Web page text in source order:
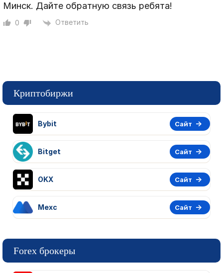
Минск. Дайте обратную связь ребята!
0 Ответить
Криптобиржи
Bybit Сайт
Bitget Сайт
OKX Сайт
Mexc Сайт
Forex брокеры